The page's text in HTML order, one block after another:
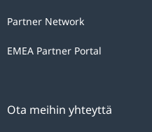
Partner Network
EMEA Partner Portal
Ota meihin yhteyttä